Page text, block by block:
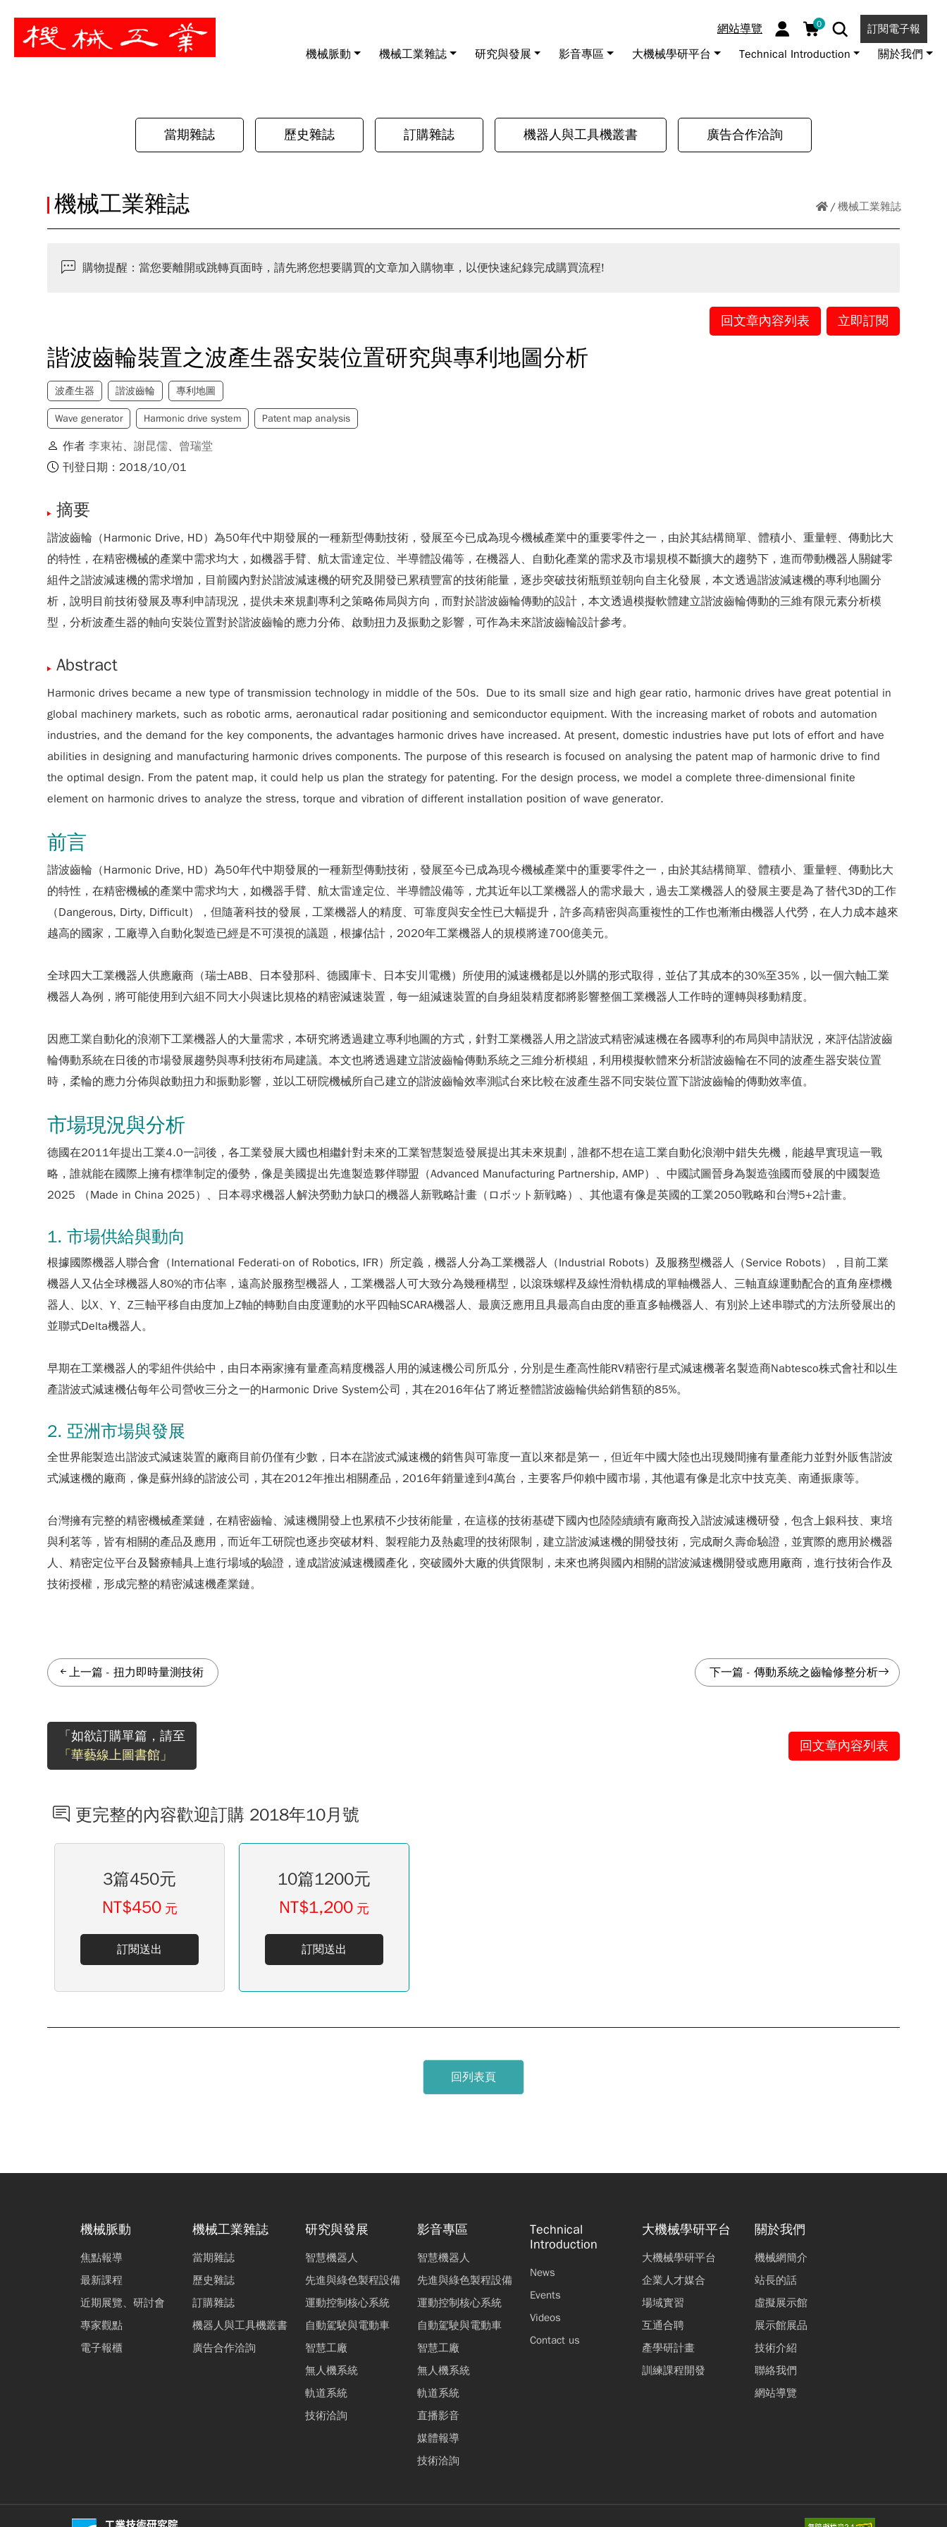
網站導覽 0 訂閱電子報
機械脈動 機械工業雜誌 研究與發展 影音專區 大機械學研平台 Technical Introduction 關於我們
暫停
當期雜誌 歷史雜誌 訂購雜誌 機器人與工具機叢書 廣告合作洽詢
機械工業雜誌
機械工業雜誌
購物提醒：當您要離開或跳轉頁面時，請先將您想要購買的文章加入購物車，以便快速紀錄完成購買流程!
回文章內容列表 立即訂閱
諧波齒輪裝置之波產生器安裝位置研究與專利地圖分析
波產生器 諧波齒輪 專利地圖
Wave generator Harmonic drive system Patent map analysis
作者李東祐、謝昆儒、 曾瑞堂
刊登日期：2018/10/01
摘要
諧波齒輪（Harmonic Drive, HD）為50年代中期發展的一種新型傳動技術，發展至今已成為現今機械產業中的重要零件之一，由於其結構簡單、體積小、重量輕、傳動比大
的特性，在精密機械的產業中需求均大，如機器手臂、航太雷達定位、半導體設備等，在機器人、自動化產業的需求及市場規模不斷擴大的趨勢下，進而帶動機器人關鍵零
組件之諧波減速機的需求增加，目前國內對於諧波減速機的研究及開發已累積豐富的技術能量，逐步突破技術瓶頸並朝向自主化發展，本文透過諧波減速機的專利地圖分
析，說明目前技術發展及專利申請現況，提供未來規劃專利之策略佈局與方向，而對於諧波齒輪傳動的設計，本文透過模擬軟體建立諧波齒輪傳動的三維有限元素分析模
型，分析波產生器的軸向安裝位置對於諧波齒輪的應力分佈、啟動扭力及振動之影響，可作為未來諧波齒輪設計參考。
Abstract
Harmonic drives became a new type of transmission technology in middle of the 50s. Due to its small size and high gear ratio, harmonic drives have great potential in
global machinery markets, such as robotic arms, aeronautical radar positioning and semiconductor equipment. With the increasing market of robots and automation
industries, and the demand for the key components, the advantages harmonic drives have increased. At present, domestic industries have put lots of effort and have
abilities in designing and manufacturing harmonic drives components. The purpose of this research is focused on analysing the patent map of harmonic drive to find
the optimal design. From the patent map, it could help us plan the strategy for patenting. For the design process, we model a complete three-dimensional finite
element on harmonic drives to analyze the stress, torque and vibration of different installation position of wave generator.
前言
諧波齒輪（Harmonic Drive, HD）為50年代中期發展的一種新型傳動技術，發展至今已成為現今機械產業中的重要零件之一，由於其結構簡單、體積小、重量輕、傳動比大
的特性，在精密機械的產業中需求均大，如機器手臂、航太雷達定位、半導體設備等，尤其近年以工業機器人的需求最大，過去工業機器人的發展主要是為了替代3D的工作
（Dangerous, Dirty, Difficult），但隨著科技的發展，工業機器人的精度、可靠度與安全性已大幅提升，許多高精密與高重複性的工作也漸漸由機器人代勞，在人力成本越來
越高的國家，工廠導入自動化製造已經是不可漠視的議題，根據估計，2020年工業機器人的規模將達700億美元。
全球四大工業機器人供應廠商（瑞士ABB、日本發那科、德國庫卡、日本安川電機）所使用的減速機都是以外購的形式取得，並佔了其成本的30%至35%，以一個六軸工業
機器人為例，將可能使用到六組不同大小與速比規格的精密減速裝置，每一組減速裝置的自身組裝精度都將影響整個工業機器人工作時的運轉與移動精度。
因應工業自動化的浪潮下工業機器人的大量需求，本研究將透過建立專利地圖的方式，針對工業機器人用之諧波式精密減速機在各國專利的布局與申請狀況，來評估諧波齒
輪傳動系統在日後的市場發展趨勢與專利技術布局建議。本文也將透過建立諧波齒輪傳動系統之三維分析模組，利用模擬軟體來分析諧波齒輪在不同的波產生器安裝位置
時，柔輪的應力分佈與啟動扭力和振動影響，並以工研院機械所自己建立的諧波齒輪效率測試台來比較在波產生器不同安裝位置下諧波齒輪的傳動效率值。
市場現況與分析
德國在2011年提出工業4.0一詞後，各工業發展大國也相繼針對未來的工業智慧製造發展提出其未來規劃，誰都不想在這工業自動化浪潮中錯失先機，能越早實現這一戰
略，誰就能在國際上擁有標準制定的優勢，像是美國提出先進製造夥伴聯盟（Advanced Manufacturing Partnership, AMP）、中國試圖晉身為製造強國而發展的中國製造
2025 （Made in China 2025）、日本尋求機器人解決勞動力缺口的機器人新戰略計畫（ロボット新戦略）、其他還有像是英國的工業2050戰略和台灣5+2計畫。
1. 市場供給與動向
根據國際機器人聯合會（International Federati-on of Robotics, IFR）所定義，機器人分為工業機器人（Industrial Robots）及服務型機器人（Service Robots），目前工業
機器人又佔全球機器人80%的市佔率，遠高於服務型機器人，工業機器人可大致分為幾種構型，以滾珠螺桿及線性滑軌構成的單軸機器人、三軸直線運動配合的直角座標機
器人、以X、Y、Z三軸平移自由度加上Z軸的轉動自由度運動的水平四軸SCARA機器人、最廣泛應用且具最高自由度的垂直多軸機器人、有別於上述串聯式的方法所發展出的
並聯式Delta機器人。
早期在工業機器人的零組件供給中，由日本兩家擁有量產高精度機器人用的減速機公司所瓜分，分別是生產高性能RV精密行星式減速機著名製造商Nabtesco株式會社和以生
產諧波式減速機佔每年公司營收三分之一的Harmonic Drive System公司，其在2016年佔了將近整體諧波齒輪供給銷售額的85%。
2. 亞洲市場與發展
全世界能製造出諧波式減速裝置的廠商目前仍僅有少數，日本在諧波式減速機的銷售與可靠度一直以來都是第一，但近年中國大陸也出現幾間擁有量產能力並對外販售諧波
式減速機的廠商，像是蘇州綠的諧波公司，其在2012年推出相關產品，2016年銷量達到4萬台，主要客戶仰賴中國市場，其他還有像是北京中技克美、南通振康等。
台灣擁有完整的精密機械產業鏈，在精密齒輪、減速機開發上也累積不少技術能量，在這樣的技術基礎下國內也陸陸續續有廠商投入諧波減速機研發，包含上銀科技、東培
與利茗等，皆有相關的產品及應用，而近年工研院也逐步突破材料、製程能力及熱處理的技術限制，建立諧波減速機的開發技術，完成耐久壽命驗證，並實際的應用於機器
人、精密定位平台及醫療輔具上進行場域的驗證，達成諧波減速機國產化，突破國外大廠的供貨限制，未來也將與國內相關的諧波減速機開發或應用廠商，進行技術合作及
技術授權，形成完整的精密減速機產業鏈。
上一篇 -扭力即時量測技術 下一篇 - 傳動系統之齒輪修整分析
「如欲訂購單篇，請至
「華藝線上圖書館」
回文章內容列表
更完整的內容歡迎訂購 2018年10月號
3篇450元
NT$450 元
訂閱送出
10篇1200元
NT$1,200 元
訂閱送出
回列表頁
機械脈動
焦點報導
最新課程
近期展覽、研討會
專家觀點
電子報櫃
機械工業雜誌
當期雜誌
歷史雜誌
訂購雜誌
機器人與工具機叢書
廣告合作洽詢
研究與發展
智慧機器人
先進與綠色製程設備
運動控制核心系統
自動駕駛與電動車
智慧工廠
無人機系統
軌道系統
技術洽詢
影音專區
智慧機器人
先進與綠色製程設備
運動控制核心系統
自動駕駛與電動車
智慧工廠
無人機系統
軌道系統
直播影音
媒體報導
技術洽詢
Technical
Introduction
News
Events
Videos
Contact us
大機械學研平台
大機械學研平台
企業人才媒合
場域實習
互通合聘
產學研計畫
訓練課程開發
關於我們
機械網簡介
站長的話
虛擬展示館
展示館展品
技術介紹
聯絡我們
網站導覽